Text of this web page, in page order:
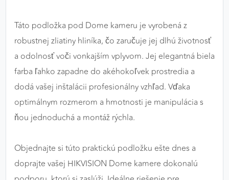
Táto podložka pod Dome kameru je vyrobená z
robustnej zliatiny hliníka, čo zaručuje jej dlhú životnosť
a odolnosť voči vonkajším vplyvom. Jej elegantná biela
farba ľahko zapadne do akéhokoľvek prostredia a
dodá vašej inštalácii profesionálny vzhľad. Vďaka
optimálnym rozmerom a hmotnosti je manipulácia s
ňou jednoduchá a montáž rýchla.
Objednajte si túto praktickú podložku ešte dnes a
doprajte vašej HIKVISION Dome kamere dokonalú